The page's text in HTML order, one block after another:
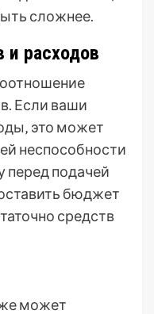
сложнее.
и расходов
Если ваши
это может
неспособности
перед подачей
бюджет
средств
может